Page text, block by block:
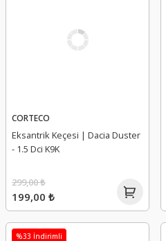
CORTECO
Eksantrik Keçesi | Dacia Duster
- 1.5 Dci K9K
199,00 ₺
299,00 ₺
%33 İndirimli